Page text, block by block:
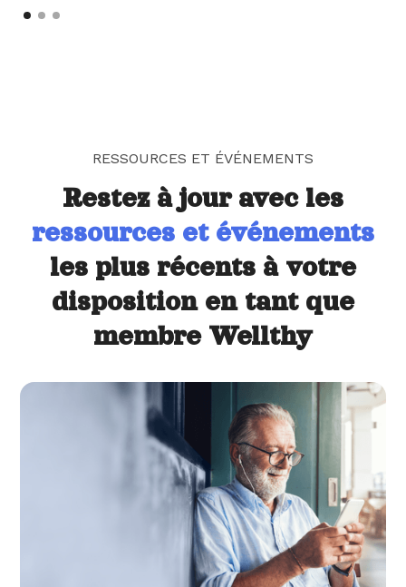
RESSOURCES ET ÉVÉNEMENTS
Restez à jour avec les
ressources et événements
les plus récents à votre
disposition en tant que
membre Wellthy